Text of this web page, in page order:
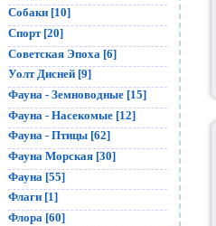
Собаки [10]
Спорт [20]
Советская Эпоха [6]
Уолт Дисней [9]
Фауна - Земноводные [15]
Фауна - Насекомые [12]
Фауна - Птицы [62]
Фауна Морская [30]
Фауна [55]
Флаги [1]
Флора [60]